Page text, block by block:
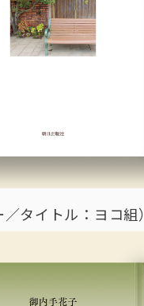
タイトル：ヨコ組）